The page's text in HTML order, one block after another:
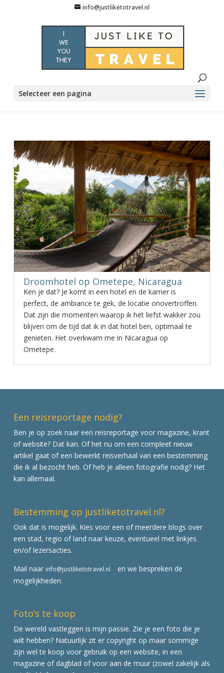
info@justliketotravel.nl
Selecteer een pagina
Droomhotel op Ometepe, Nicaragua
Ken je dat? Je komt in een hotel en de kamer is
perfect, de ambiance te gek, de locatie onovertroffen.
Dat zijn die momenten waarop ik het liefst wakker zou
blijven om de tijd dat ik in dat hotel ben, optimaal te
genieten. Het overkwam me in Nicaragua op
Ometepe.
Een reisreportage nodig?
Ben je op zoek naar een reisreportage voor magazine, krant
of website? Dat kan. Of het nu om een compleet nieuw
artikel gaat of een bewerkt reisverhaal van een bestemming
die ik al bezocht heb. Of heb je alleen fotografie nodig? Het
kan allemaal.
Bestemming op justliketotravel.nl?
Ook dat is mogelijk. Kies voor een of meerdere blogs over
een stad, regio of land naar keuze, eventueel met linkjes
en/of lezersacties.
Mail naar info@justliketotravel.nl
en we bespreken de
mogelijkheden.
Foto’s te koop
De wereld vastleggen is mijn passie. Zie je een foto die je
wilt hebben? Natuurlijk zit er copyright op maar sommige
zijn wel te koop voor gebruik op een website, in een
magazine of dagblad of voor aan de muur (zowel zakelijk als